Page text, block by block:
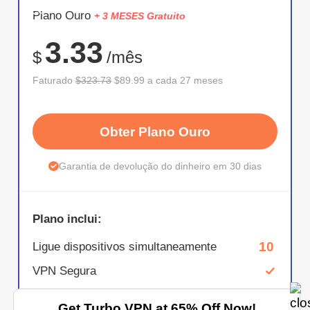
ECONOM
72%
Plano Ouro + 3 MESES Gratuito
$ 3.33 /mês
Faturado$323.73 $89.99 a cada 27 meses
Obter Plano Ouro
Garantia de devolução do dinheiro em 30 dias
Plano inclui:
Ligue dispositivos simultaneamente 10
VPN Segura
Mais de 21,000 servidores VPN